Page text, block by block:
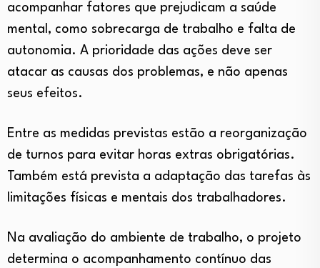
acompanhar fatores que prejudicam a saúde
mental, como sobrecarga de trabalho e falta de
autonomia. A prioridade das ações deve ser
atacar as causas dos problemas, e não apenas
seus efeitos.
Entre as medidas previstas estão a reorganização
de turnos para evitar horas extras obrigatórias.
Também está prevista a adaptação das tarefas às
limitações físicas e mentais dos trabalhadores.
Na avaliação do ambiente de trabalho, o projeto
determina o acompanhamento contínuo das